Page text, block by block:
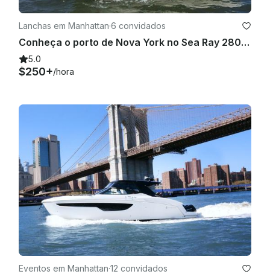
Lanchas em Manhattan·6 convidados
Conheça o porto de Nova York no Sea Ray 280 Sundancer com o Capitão Michael
5.0
$250+/hora
Eventos em Manhattan·12 convidados